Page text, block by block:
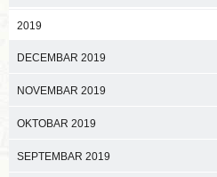
2019
DECEMBAR 2019
NOVEMBAR 2019
OKTOBAR 2019
SEPTEMBAR 2019